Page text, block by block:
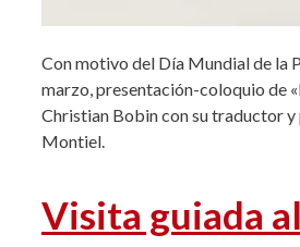
Con motivo del Día Mundial de la
marzo, presentación-coloquio de
Christian Bobin con su traductor y
Montiel.
Visita guiada al